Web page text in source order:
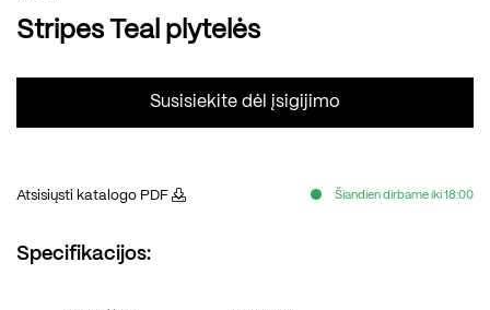
Stripes Teal plytelės
Susisiekite dėl įsigijimo
Atsisiųsti katalogo PDF Šiandien dirbame iki 18:00
Specifikacijos: